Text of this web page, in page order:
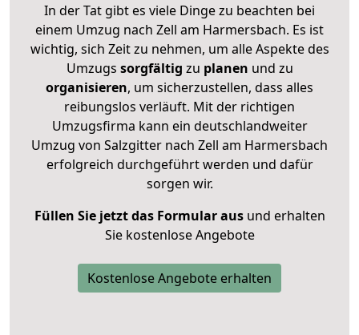
In der Tat gibt es viele Dinge zu beachten bei
einem Umzug nach Zell am Harmersbach. Es ist
wichtig, sich Zeit zu nehmen, um alle Aspekte des
Umzugs sorgfältig zu planen und zu
organisieren, um sicherzustellen, dass alles
reibungslos verläuft. Mit der richtigen
Umzugsfirma kann ein deutschlandweiter
Umzug von Salzgitter nach Zell am Harmersbach
erfolgreich durchgeführt werden und dafür
sorgen wir.
Füllen Sie jetzt das Formular ausund erhalten
Sie kostenlose Angebote
Kostenlose Angebote erhalten